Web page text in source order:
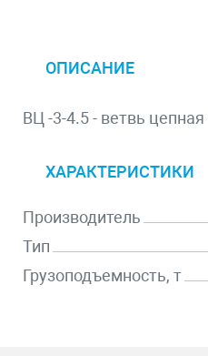
ОПИСАНИЕ
ВЦ -3-4.5 - ветвь цепная
ХАРАКТЕРИСТИКИ
Производитель
Тип
Грузоподъемность, т